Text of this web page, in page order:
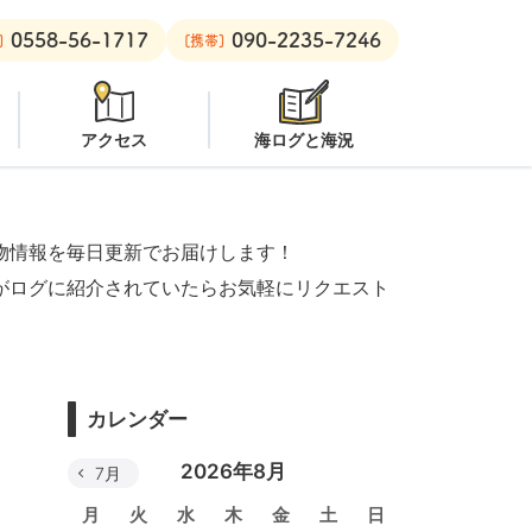
安良里ボート：クローズ
0558-56-1717 [携帯] 090-2235-7246
アクセス 海ログと海況
報を毎日更新でお届けします！
グに紹介されていたらお気軽にリクエスト
カレンダー
2026年8月
月 火 水 木 金 土 日
7月